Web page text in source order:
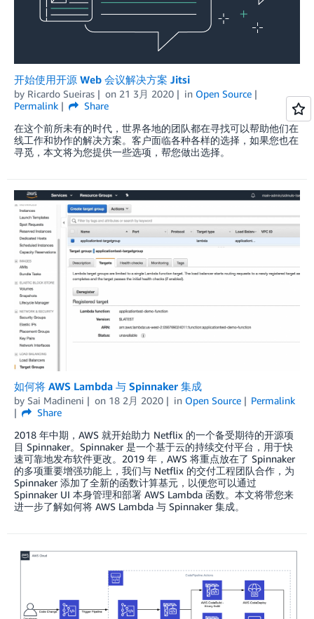
开始使用开源 Web 会议解决方案 Jitsi
by Ricardo Sueiras on 21 3月 2020 in Open Source
Permalink
Share
在这个前所未有的时代，世界各地的团队都在寻找可以帮助他们在
线工作和协作的解决方案。客户面临各种各样的选择，如果您也在
寻觅，本文将为您提供一些选项，帮您做出选择。
如何将 AWS Lambda 与 Spinnaker 集成
by Sai Madineni on 18 2月 2020 in Open Source
Permalink
Share
2018 年中期，AWS 就开始助力 Netflix 的一个备受期待的开源项
目 Spinnaker。Spinnaker 是一个基于云的持续交付平台，用于快
速可靠地发布软件更改。2019 年，AWS 将重点放在了 Spinnaker
的多项重要增强功能上，我们与 Netflix 的交付工程团队合作，为
Spinnaker 添加了全新的函数计算基元，以便您可以通过
Spinnaker UI 本身管理和部署 AWS Lambda 函数。本文将带您来
进一步了解如何将 AWS Lambda 与 Spinnaker 集成。